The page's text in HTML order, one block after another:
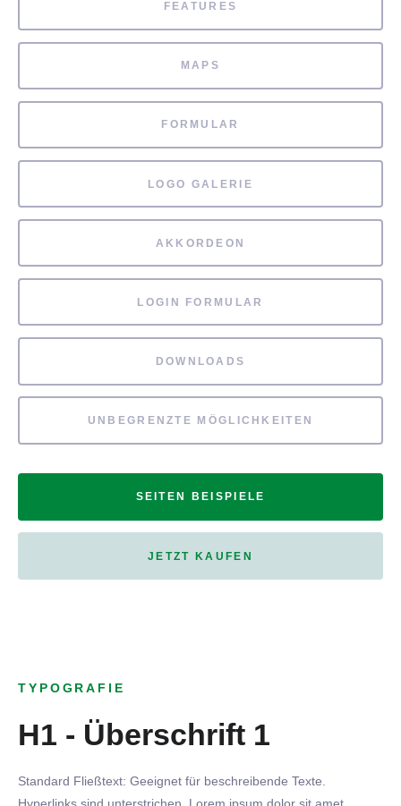
FEATURES
MAPS
FORMULAR
LOGO GALERIE
AKKORDEON
LOGIN FORMULAR
DOWNLOADS
UNBEGRENZTE MÖGLICHKEITEN
SEITEN BEISPIELE
JETZT KAUFEN
TYPOGRAFIE
H1 - Überschrift 1
Standard Fließtext: Geeignet für beschreibende Texte.